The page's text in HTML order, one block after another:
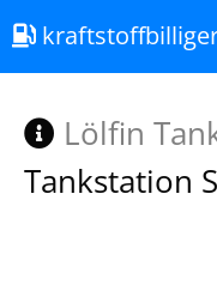
Lölfin
Tankstation